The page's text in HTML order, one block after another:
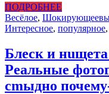
ПОДРОБНЕЕ
Весёлое, Шокирующее
Интересное, популярное,
Блеск и
Реальные
сmыдно